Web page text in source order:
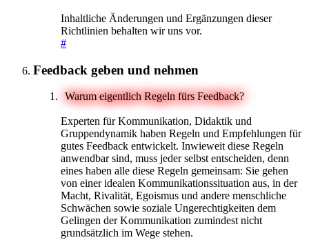
Inhaltliche Änderungen und Ergänzungen dieser
Richtlinien behalten wir uns vor.
#
Feedback geben und nehmen
Warum eigentlich Regeln fürs Feedback?
Experten für Kommunikation, Didaktik und
Gruppendynamik haben Regeln und Empfehlungen für
gutes Feedback entwickelt. Inwieweit diese Regeln
anwendbar sind, muss jeder selbst entscheiden, denn
eines haben alle diese Regeln gemeinsam: Sie gehen
von einer idealen Kommunikationssituation aus, in der
Macht, Rivalität, Egoismus und andere menschliche
Schwächen sowie soziale Ungerechtigkeiten dem
Gelingen der Kommunikation zumindest nicht
grundsätzlich im Wege stehen.